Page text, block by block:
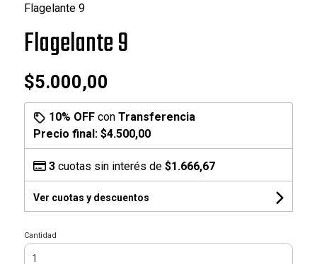
Flagelante 9
Flagelante 9
$5.000,00
10% OFFcon Transferencia
Precio final: $4.500,00
3cuotas sin interés de $1.666,67
Ver cuotas y descuentos
Cantidad